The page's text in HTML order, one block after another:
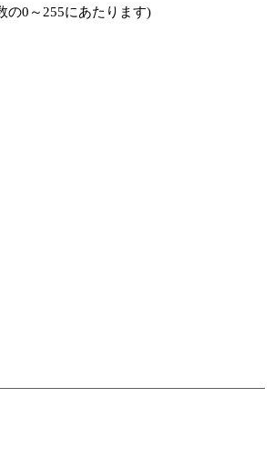
の0～255にあたります)